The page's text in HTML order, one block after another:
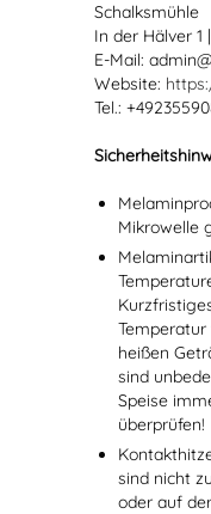
Schalksmühle
In der Hälver 1
E-Mail:
Website:
Tel.:
Mikrowelle
Temperatur
heißen
sind
Speise
überprüfen!
sind nicht
oder auf